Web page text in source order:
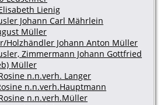
Lienig
Johann Carl Mährlein
Müller
Holzhändler Johann Anton Müller
Zimmermann Johann Gottfried
Müller
n.n.verh. Langer
n.n.verh.Hauptmann
n.n.verh.Müller